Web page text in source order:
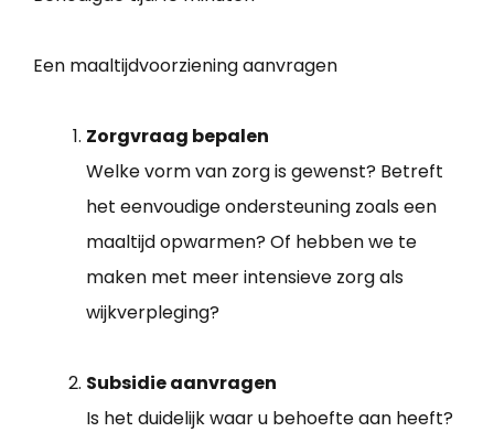
Een maaltijdvoorziening aanvragen
Zorgvraag bepalen
Welke vorm van zorg is gewenst? Betreft
het eenvoudige ondersteuning zoals een
maaltijd opwarmen? Of hebben we te
maken met meer intensieve zorg als
wijkverpleging?
Subsidie aanvragen
Is het duidelijk waar u behoefte aan heeft?